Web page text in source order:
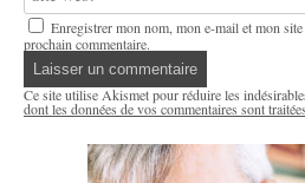
Enregistrer mon nom, mon e-mail et mon
prochain commentaire.
Ce site utilise Akismet pour réduire les
dont les données de vos commentaires sont traitées